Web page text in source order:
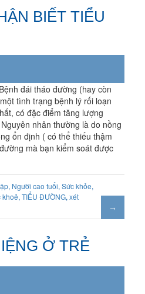
BIẾT TIỂU
đái tháo đường (hay còn
tình trạng bệnh lý rối loạn
có đặc điểm tăng lượng
nhân thường là do nồng
ổn định ( có thể thiếu thậm
mà bạn kiểm soát được
, Người cao tuổi,Sức khỏe,
khoẻ,TIỂU ĐƯỜNG,xét
Ở TRẺ